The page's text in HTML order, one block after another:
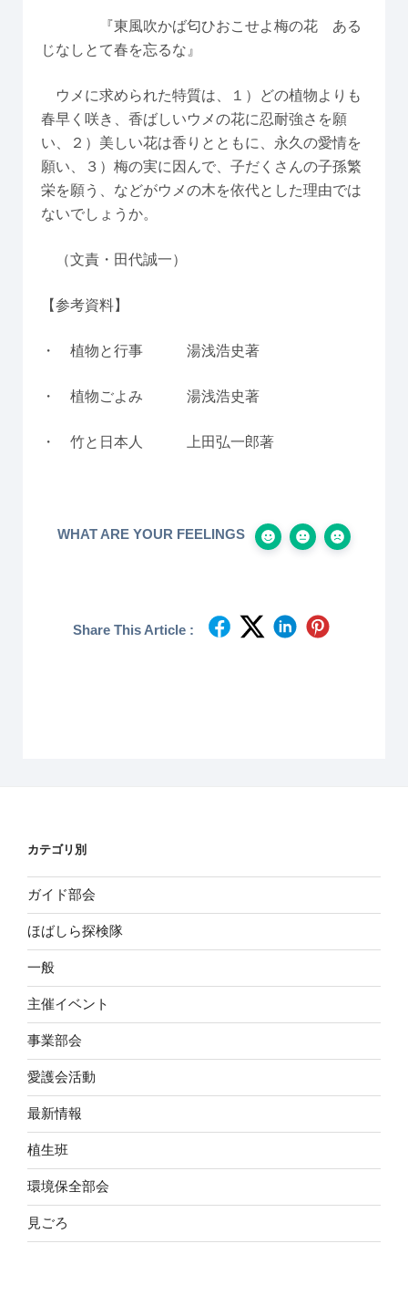
『東風吹かば匂ひおこせよ梅の花 ある
じなしとて春を忘るな』
ウメに求められた特質は、１）どの植物よりも
春早く咲き、香ばしいウメの花に忍耐強さを願
い、２）美しい花は香りとともに、永久の愛情を
願い、３）梅の実に因んで、子だくさんの子孫繁
栄を願う、などがウメの木を依代とした理由では
ないでしょうか。
（文責・田代誠一）
【参考資料】
・ 植物と行事 湯浅浩史著
・ 植物ごよみ 湯浅浩史著
・ 竹と日本人 上田弘一郎著
WHAT ARE YOUR FEELINGS
Share This Article :
カテゴリ別
ガイド部会
ほばしら探検隊
一般
主催イベント
事業部会
愛護会活動
最新情報
植生班
環境保全部会
見ごろ